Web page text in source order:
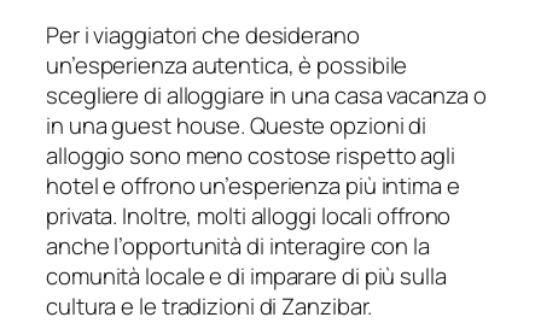
Per i viaggiatori che desiderano
un’esperienza autentica, è possibile
scegliere di alloggiare in una casa vacanza o
in una guest house. Queste opzioni di
alloggio sono meno costose rispetto agli
hotel e offrono un’esperienza più intima e
privata. Inoltre, molti alloggi locali offrono
anche l’opportunità di interagire con la
comunità locale e di imparare di più sulla
cultura e le tradizioni di Zanzibar.